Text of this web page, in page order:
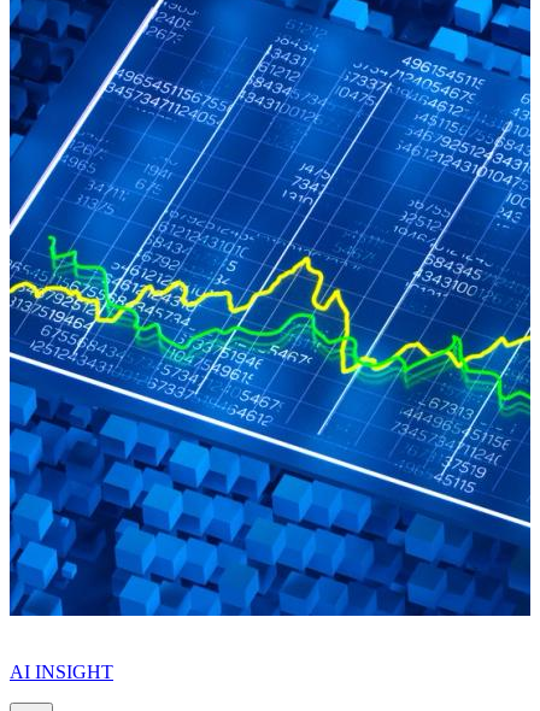
AI INSIGHT